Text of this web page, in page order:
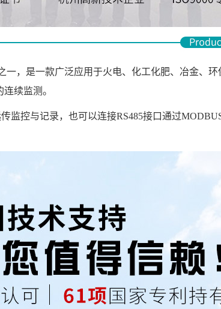
，是一款广泛应用于火电、化工化肥、冶金、环
续监测。
控与记录，也可以连接RS485接口通过